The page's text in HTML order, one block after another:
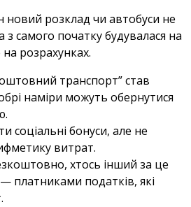
розклад чи автобуси не
з самого початку будувалася на
на розрахунках.
транспорт” став
наміри можуть обернутися
соціальні бонуси, але не
витрат.
хтось інший за це
платниками податків, які